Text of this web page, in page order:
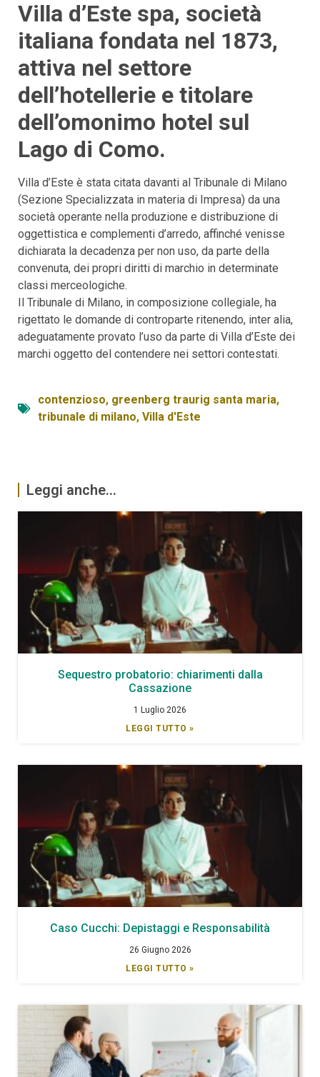
Villa d’Este spa, società
italiana fondata nel 1873,
attiva nel settore
dell’hotellerie e titolare
dell’omonimo hotel sul
Lago di Como.
Villa d’Este è stata citata davanti al Tribunale di Milano
(Sezione Specializzata in materia di Impresa) da una
società operante nella produzione e distribuzione di
oggettistica e complementi d’arredo, affinché venisse
dichiarata la decadenza per non uso, da parte della
convenuta, dei propri diritti di marchio in determinate
classi merceologiche.
Il Tribunale di Milano, in composizione collegiale, ha
rigettato le domande di controparte ritenendo, inter alia,
adeguatamente provato l’uso da parte di Villa d’Este dei
marchi oggetto del contendere nei settori contestati.
contenzioso, greenberg traurig santa maria,
tribunale di milano, Villa d'Este
Leggi anche...
Sequestro probatorio: chiarimenti dalla
Cassazione
1 Luglio 2026
LEGGI TUTTO »
Caso Cucchi: Depistaggi e Responsabilità
26 Giugno 2026
LEGGI TUTTO »